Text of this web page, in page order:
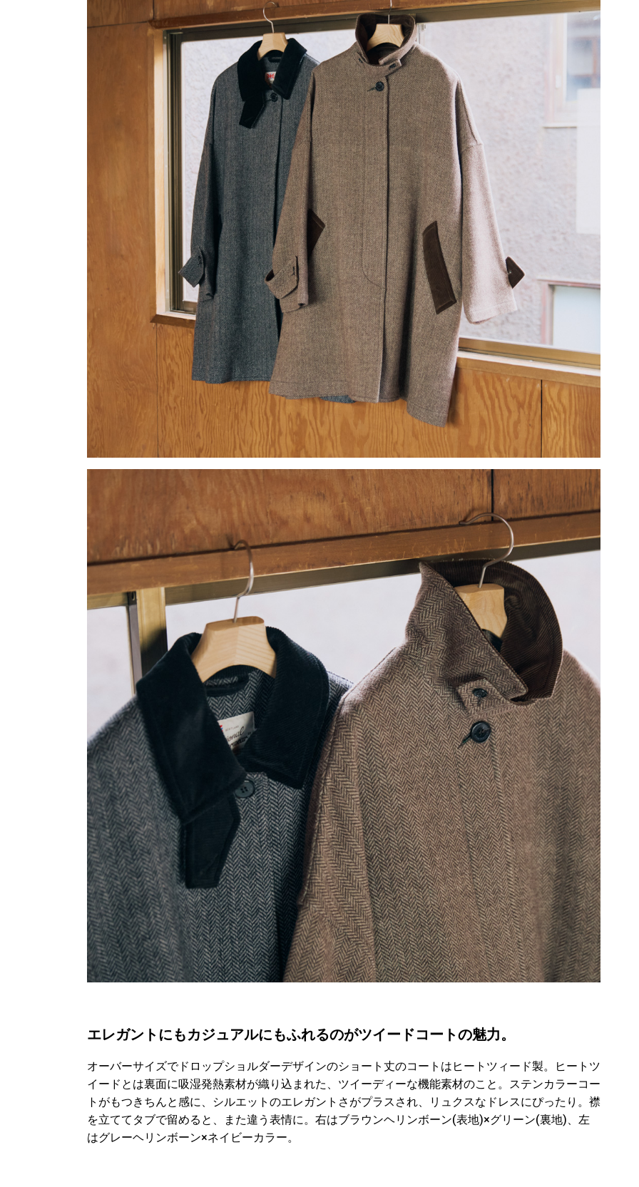
エレガントにもカジュアルにもふれるのがツイードコートの魅力。
オーバーサイズでドロップショルダーデザインのショート丈のコートはヒートツィード製。ヒートツ
イードとは裏面に吸湿発熱素材が織り込まれた、ツイーディーな機能素材のこと。ステンカラーコー
トがもつきちんと感に、シルエットのエレガントさがプラスされ、リュクスなドレスにぴったり。襟
を立ててタブで留めると、また違う表情に。右はブラウンヘリンボーン(表地)×グリーン(裏地)、左
はグレーヘリンボーン×ネイビーカラー。